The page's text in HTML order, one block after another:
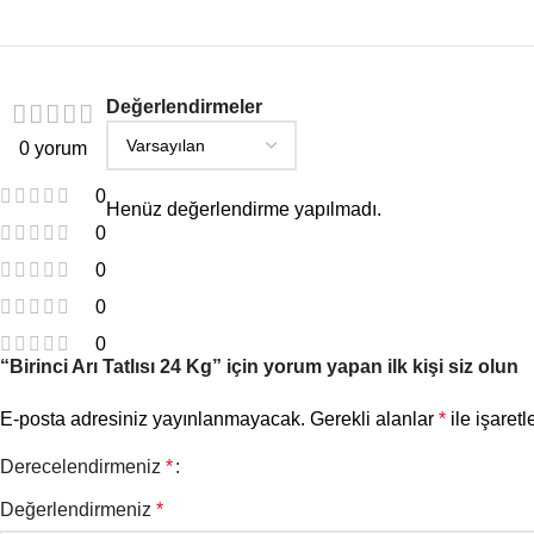
0 yorum
0
0
0
0
0
Değerlendirmeler
Henüz değerlendirme yapılmadı.
“Birinci Arı Tatlısı 24 Kg” için yorum yapan ilk kişi siz olun
E-posta adresiniz yayınlanmayacak. Gerekli alanlar * ile
Derecelendirmeniz *
Değerlendirmeniz *